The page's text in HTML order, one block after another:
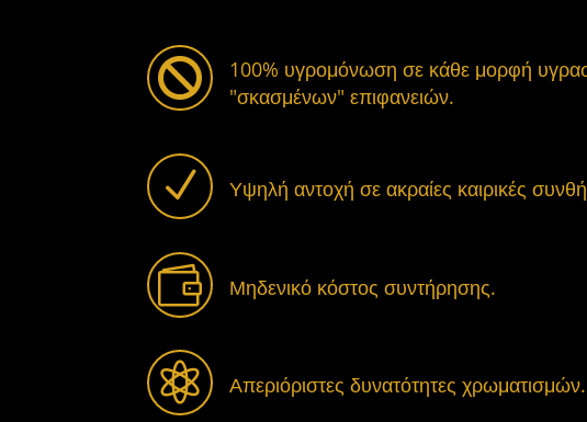

100% υγρομόνωση σε κάθε μορφή
"σκασμένων" επιφανειών.
N Υψηλή αντοχή σε ακραίες καιρικές
 Μηδενικό κόστος συντήρησης.
 Απεριόριστες δυνατότητες χρωματισμών.